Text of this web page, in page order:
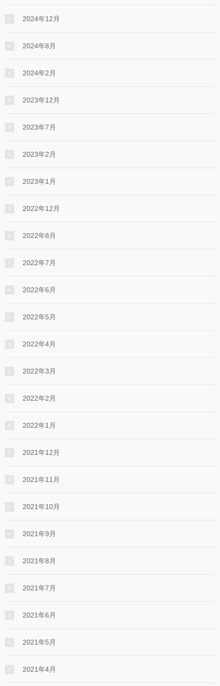
2024年12月
2024年8月
2024年2月
2023年12月
2023年7月
2023年2月
2023年1月
2022年12月
2022年8月
2022年7月
2022年6月
2022年5月
2022年4月
2022年3月
2022年2月
2022年1月
2021年12月
2021年11月
2021年10月
2021年9月
2021年8月
2021年7月
2021年6月
2021年5月
2021年4月